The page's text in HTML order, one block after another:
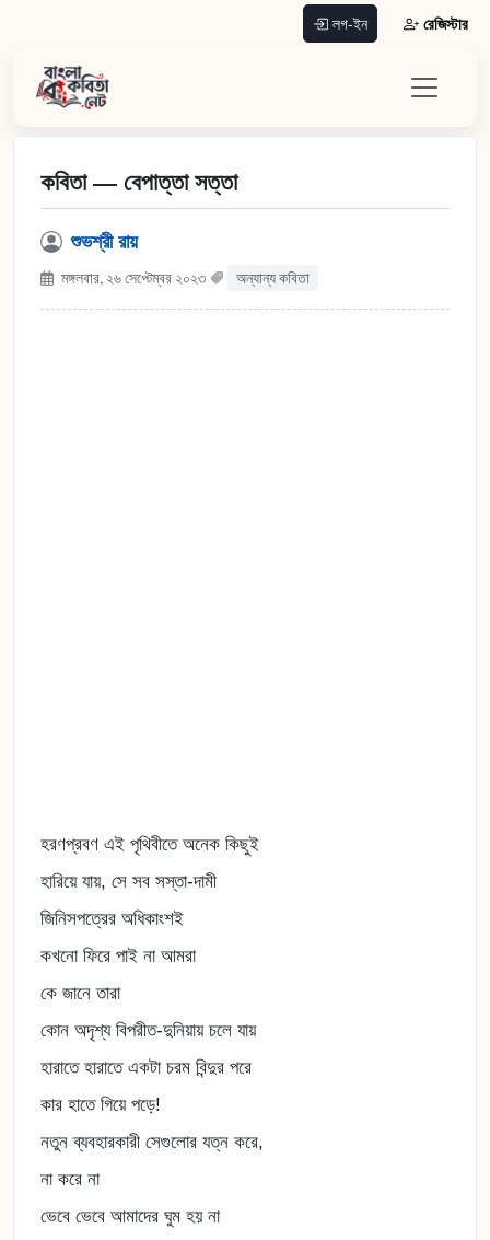
লগ-ইন রেজিস্টার
কবিতা — বেপাত্তা সত্তা
শুভশ্রী রায়
মঙ্গলবার, ২৬ সেপ্টেম্বর ২০২৩ অন্যান্য কবিতা
হরণপ্রবণ এই পৃথিবীতে অনেক কিছুই
হারিয়ে যায়, সে সব সস্তা-দামী
জিনিসপত্রের অধিকাংশই
কখনো ফিরে পাই না আমরা
কে জানে তারা
কোন অদৃশ্য বিপরীত-দুনিয়ায় চলে যায়
হারাতে হারাতে একটা চরম বিন্দুর পরে
কার হাতে গিয়ে পড়ে!
নতুন ব্যবহারকারী সেগুলোর যত্ন করে,
না করে না
ভেবে ভেবে আমাদের ঘুম হয় না